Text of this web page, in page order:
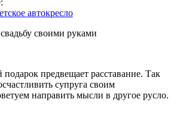
автокресло
подарок предвещает расставание. Так
супруга своим
направить мысли в другое русло.